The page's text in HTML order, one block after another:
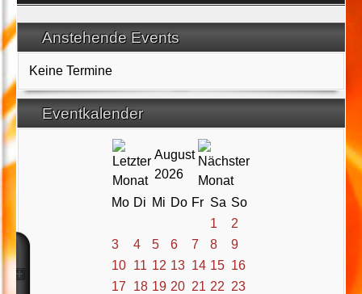
Anstehende Events
Keine Termine
Eventkalender
August
2026
Mo Di Mi Do Fr Sa So
1
2
3
4 5 6 7 8
9
10 11 12 13 14 15 16
17
18 19 20 21 22 23